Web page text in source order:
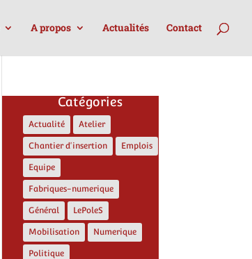
A propos Actualités Contact
Catégories
Actualité Atelier
Chantier d'insertion Emplois
Equipe
Fabriques-numerique
Général LePoleS
Mobilisation Numerique
Politique